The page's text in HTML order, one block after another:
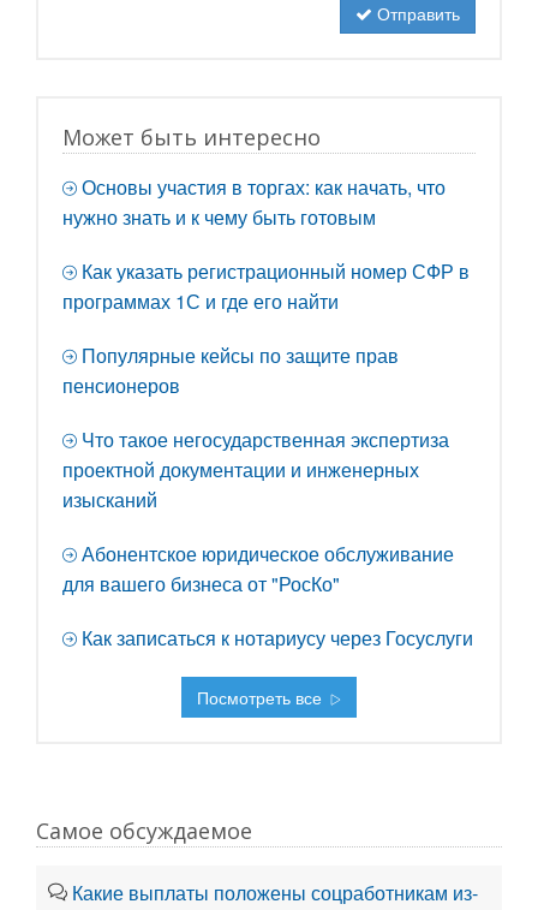
Отправить
Может быть интересно
Основы участия в торгах: как начать, что
нужно знать и к чему быть готовым
Как указать регистрационный номер СФР в
программах 1С и где его найти
Популярные кейсы по защите прав
пенсионеров
Что такое негосударственная экспертиза
проектной документации и инженерных
изысканий
Абонентское юридическое обслуживание
для вашего бизнеса от "РосКо"
Как записаться к нотариусу через Госуслуги
Посмотреть все
Самое обсуждаемое
Какие выплаты положены соцработникам из-